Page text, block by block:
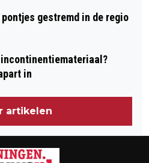
gestremd in de regio
in
artikelen